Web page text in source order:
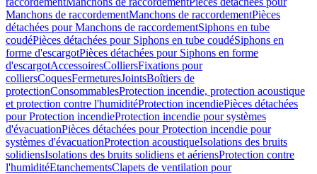
Manchons de raccordementManchons de raccordementPièces
détachées pour Manchons de raccordementSiphons en tube
coudéPièces détachées pour Siphons en tube coudéSiphons en
forme d'escargotPièces détachées pour Siphons en forme
d'escargotAccessoiresColliersFixations pour
colliersCoquesFermeturesJointsBoîtiers de
protectionConsommablesProtection incendie, protection acoustique
et protection contre l'humiditéProtection incendiePièces détachées
pour Protection incendieProtection incendie pour systèmes
d'évacuationPièces détachées pour Protection incendie pour
systèmes d'évacuationProtection acoustiqueIsolations des bruits
solidiensIsolations des bruits solidiens et aériensProtection contre
l'humiditéEtanchementsClapets de ventilation pour